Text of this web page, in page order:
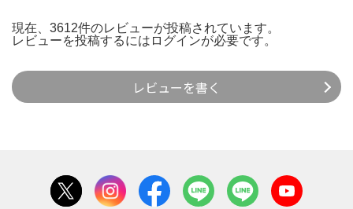
現在、3612件のレビューが投稿されています。
レビューを投稿するには ログインが必要です。
レビューを書く